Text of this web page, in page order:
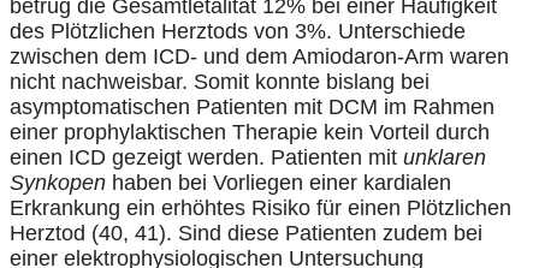
betrug die Gesamtletalität 12% bei einer Häufigkeit
des Plötzlichen Herztods von 3%. Unterschiede
zwischen dem ICD- und dem Amiodaron-Arm waren
nicht nachweisbar. Somit konnte bislang bei
asymptomatischen Patienten mit DCM im Rahmen
einer prophylaktischen Therapie kein Vorteil durch
einen ICD gezeigt werden. Patienten mit unklaren
Synkopen haben bei Vorliegen einer kardialen
Erkrankung ein erhöhtes Risiko für einen Plötzlichen
Herztod (40, 41). Sind diese Patienten zudem bei
einer elektrophysiologischen Untersuchung